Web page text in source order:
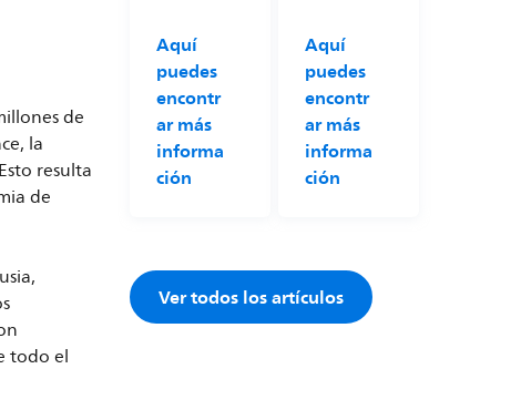
de
la
resulta
de
todo el
Aquí
puedes
encontr
ar más
informa
ción
Aquí
puedes
encontr
ar más
informa
ción
Ver todos los artículos